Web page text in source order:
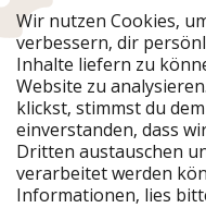
Urlaubspiraten ist
Unsere Märkte
PiratinViaggio
VakantiePiraten
VoyagesPirates
Urlaubspiraten
TravelPirates
Wir nutzen Cookies,
verbessern, dir
Inhalte liefern zu
Website zu
klickst, stimmst du
einverstanden, dass
Dritten austauschen
verarbeitet werden
Informationen, lies